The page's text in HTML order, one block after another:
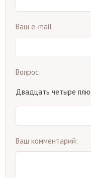
Ваш e-mail
Вопрос:
Двадцать четыре
Ваш комментарий: